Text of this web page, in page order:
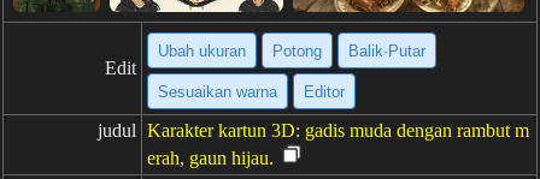
Edit
Ubah ukuran Potong Balik·Putar
Sesuaikan warna Editor
judul Karakter kartun 3D: gadis muda dengan rambut m
erah, gaun hijau.